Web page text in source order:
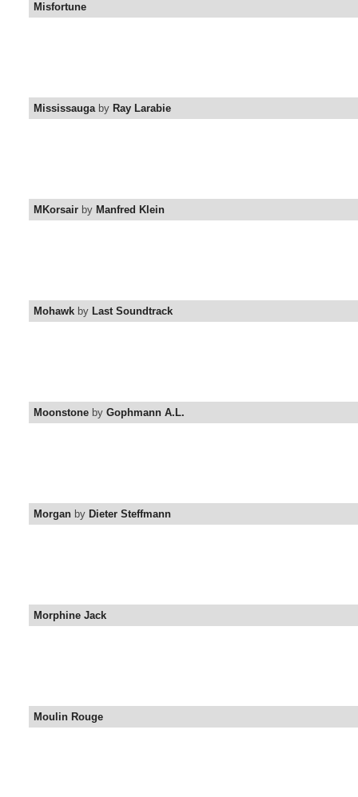
Misfortune
Mississaugaby Ray Larabie
MKorsair by Manfred Klein
Mohawk by Last Soundtrack
Moonstone by Gophmann A.L.
Morgan by Dieter Steffmann
Morphine Jack
Moulin Rouge